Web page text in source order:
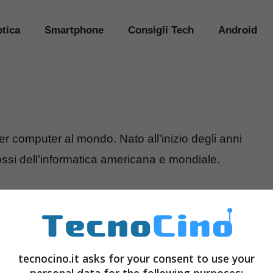
Smartphone Consigli Tech Android
computer al mondo. Nato all’inizio degli anni
dell’informatica americana e mondiale.
Tax è
alta in
negli
tecnocino.it asks for your consent to use your